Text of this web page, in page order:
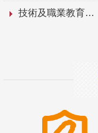
技術及職業教育